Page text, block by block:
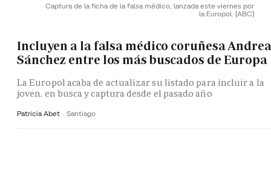
Captura de la ficha de la falsa médico, lanzada este viernes por
la Europol. (ABC)
Incluyen a la falsa médico coruñesa Andrea
Sánchez entre los más buscados de Europa
La Europol acaba de actualizar su listado para incluir a la
joven, en busca y captura desde el pasado año
Patricia Abet Santiago